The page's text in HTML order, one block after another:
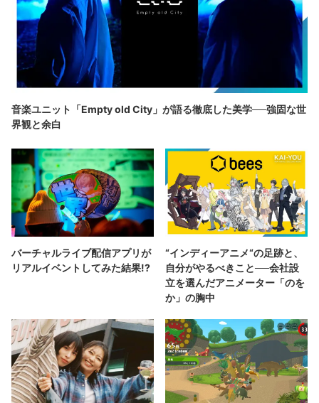
音楽ユニット「Empty old City」が語る徹底した美学──強固な世
界観と余白
バーチャルライブ配信アプリが
リアルイベントしてみた結果!?
“インディーアニメ“の足跡と、
自分がやるべきこと──会社設
立を選んだアニメーター「のを
か」の胸中